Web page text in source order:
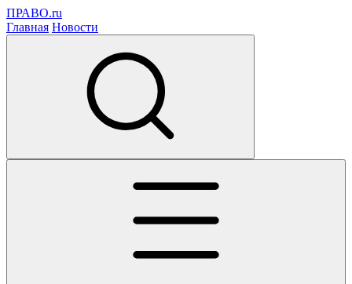
ПРАВО.ru
Главная Новости